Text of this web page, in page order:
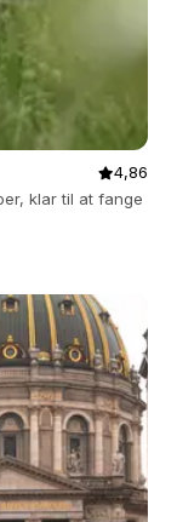
4,86
klar til at fange